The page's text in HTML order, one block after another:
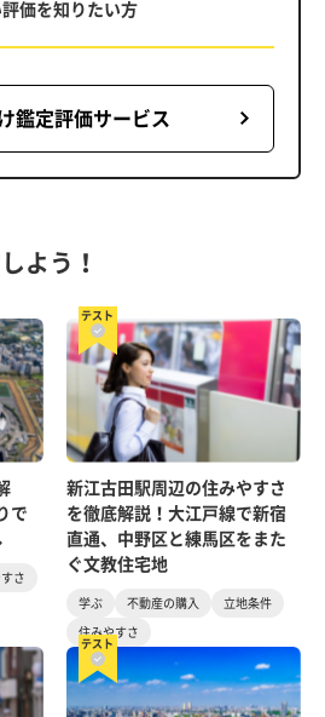
価を知りたい方
鑑定評価サービス
よう！
で
さ
テスト
新江古田駅周辺の住みやすさ
を徹底解説！大江戸線で新宿
直通、中野区と練馬区をまた
ぐ文教住宅地
学ぶ 不動産の購入
立地条件
住みやすさ
テスト